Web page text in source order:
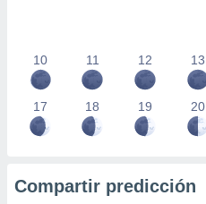
10 11 12 13
17 18 19 20
Compartir predicción